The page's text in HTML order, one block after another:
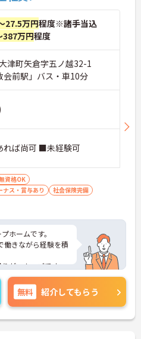
27.5万円程度※諸手当込
387万円程度
津町矢倉字五ノ越32-1
会前駅」バス・車10分
ば尚可 ■未経験可
資格OK
ナス・賞与あり
社会保険完備
ホームです。
働きながら経験を積
がスムーズです。
問い合わせくださ
無料 紹介してもらう